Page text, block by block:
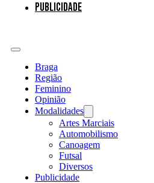
Publicidade
Braga
Região
Feminino
Opinião
Modalidades
Artes Marciais
Automobilismo
Canoagem
Futsal
Diversos
Publicidade